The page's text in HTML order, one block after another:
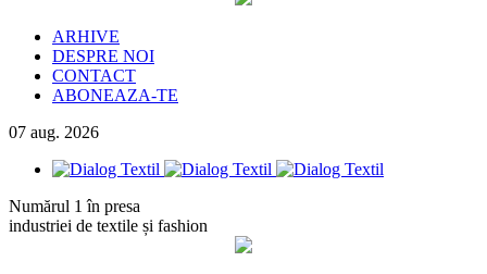
ARHIVE
DESPRE NOI
CONTACT
ABONEAZA-TE
07 aug. 2026
Numărul 1 în presa
industriei de textile și fashion